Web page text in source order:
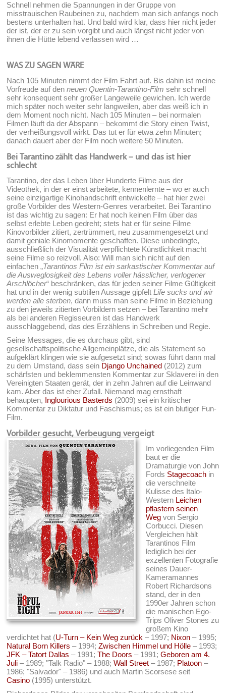
Schnell nehmen die Spannungen in der Gruppe von
misstrauischen Raubeinen zu, nachdem man sich anfangs noch
bestens unterhalten hat. Und bald wird klar, dass hier nicht jeder
der ist, der er zu sein vorgibt und auch längst nicht jeder von
ihnen die Hütte lebend verlassen wird …
WAS ZU SAGEN WÄRE
Nach 105 Minuten nimmt der Film Fahrt auf. Bis dahin ist meine
Vorfreude auf denneuen Quentin-Tarantino-Film sehr schnell
sehr konsequent sehr großer Langeweile gewichen. Ich werde
mich später noch weiter sehr langweilen, aber das weiß ich in
dem Moment noch nicht. Nach 105 Minuten – bei normalen
Filmen läuft da der Abspann – bekommt die Story einen Twist,
der verheißungsvoll wirkt. Das tut er für etwa zehn Minuten;
danach dauert aber der Film noch weitere 50 Minuten.
Bei Tarantino zählt das Handwerk – und das ist hier
schlecht
Tarantino, der das Leben über Hunderte Filme aus der
Videothek, in der er einst arbeitete, kennenlernte – wo er auch
seine einzigartige Kinohandschrift entwickelte – hat hier zwei
große Vorbilder des Western-Genres verarbeitet. Bei Tarantino
ist das wichtig zu sagen: Er hat noch keinen Film über das
selbst erlebte Leben gedreht; stets hat er für seine Filme
Kinovorbilder zitiert, zertrümmert, neu zusammengesetzt und
damit geniale Kinomomente geschaffen. Diese unbedingte,
ausschließlich der Visualität verpflichtete Künstlichkeit macht
seine Filme so reizvoll. Also: Will man sich nicht auf den
einfachen „Tarantinos Film ist ein sarkastischer Kommentar auf
die Ausweglosigkeit des Lebens voller hässlicher, verlogener
Arschlöcher“ beschränken, das für jeden seiner Filme Gültigkeit
hat und in der wenig subtilen Aussage gipfeltLife sucks und wir
werden alle sterben, dann muss man seine Filme in Beziehung
zu den jeweils zitierten Vorbildern setzen – bei Tarantino mehr
als bei anderen Regisseuren ist das Handwerk
ausschlaggebend, das des Erzählens in Schreiben und Regie.
Seine Messages, die es durchaus gibt, sind
gesellschaftspolitische Allgemeinplätze, die als Statement so
aufgeklärt klingen wie sie aufgesetzt sind; sowas führt dann mal
zu dem Umstand, dass sein Django Unchained (2012) zum
schärfsten und beklemmensten Kommentar zur Sklaverei in den
Vereinigten Staaten gerät, der in zehn Jahren auf die Leinwand
kam. Aber das ist eher Zufall. Niemand mag ernsthaft
behaupten, Inglourious Basterds (2009) sei ein kritischer
Kommentar zu Diktatur und Faschismus; es ist ein blutiger Fun-
Film.
Vorbilder gesucht, Verbeugung vergeigt
Im vorliegenden Film
baut er die
Dramaturgie von John
Fords Stagecoach in
die verschneite
Kulisse des Italo-
Western Leichen
pflastern seinen
Weg von Sergio
Corbucci. Diesen
Vergleichen hält
Tarantinos Film
lediglich bei der
exzellenten Fotografie
seines Dauer-
Kameramannes
Robert Richardsons
stand, der in den
1990er Jahren schon
die manischen Ego-
Trips Oliver Stones zu
großem Kino
verdichtet hat (U-Turn – Kein Weg zurück – 1997; Nixon – 1995;
Natural Born Killers – 1994;Zwischen Himmel und Hölle – 1993;
JFK – Tatort Dallas – 1991;The Doors – 1991;Geboren am 4.
Juli – 1989; "Talk Radio" – 1988;Wall Street – 1987; Platoon –
1986; "Salvador" – 1986) und auch Martin Scorsese seit
Casino (1995) unterstützt.